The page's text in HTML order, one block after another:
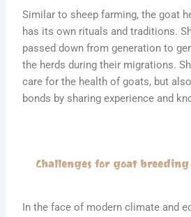
Similar to sheep farming, the goat
has its own rituals and traditions.
passed down from generation to
the herds during their migrations.
care for the health of goats, but
bonds by sharing experience and
Challenges for goat
In the face of modern climate and